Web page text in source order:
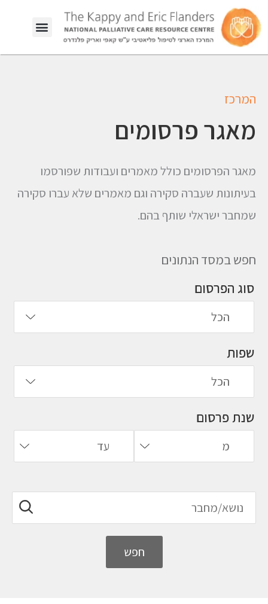
המרכז
מאגר פרסומים
מאגר הפרסומים כולל מאמרים ועבודות שפורסמו
בעיתונות שעברה סקירה וגם מאמרים שלא עברו סקירה
שמחבר ישראלי שותף בהם.
חפש במסד הנתונים
סוג הפרסום
שפות
שנת פרסום
חפש